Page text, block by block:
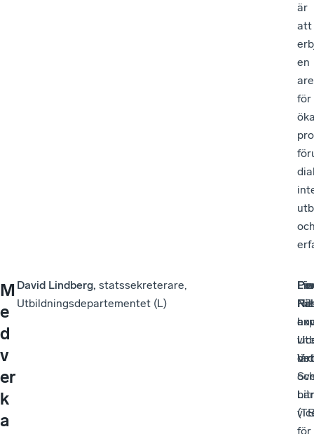
är
att
en
för
M
e
d
v
er
k
a
David Lindberg, statssekreterare,
Utbildningsdepartementet (L)
i
för
Pia